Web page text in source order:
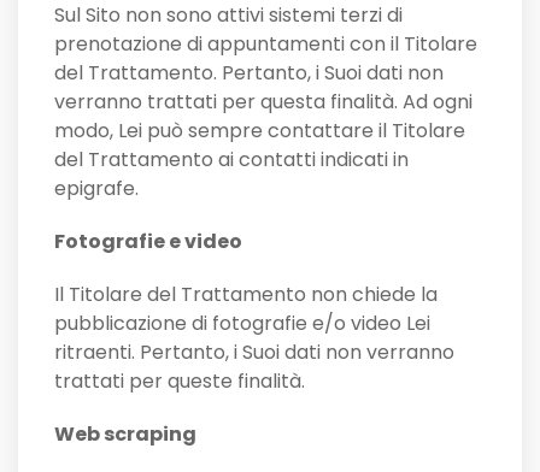
Sul Sito non sono attivi sistemi terzi di
prenotazione di appuntamenti con il Titolare
del Trattamento. Pertanto, i Suoi dati non
verranno trattati per questa finalità. Ad ogni
modo, Lei può sempre contattare il Titolare
del Trattamento ai contatti indicati in
epigrafe.
Fotografie e video
Il Titolare del Trattamento non chiede la
pubblicazione di fotografie e/o video Lei
ritraenti. Pertanto, i Suoi dati non verranno
trattati per queste finalità.
Web scraping